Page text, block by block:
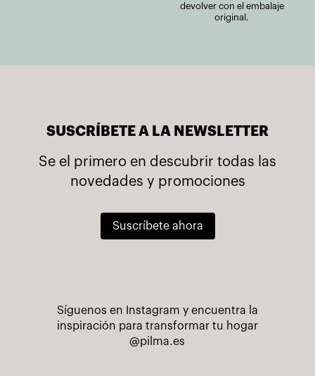
devolver con el embalaje
original.
SUSCRÍBETE A LA NEWSLETTER
Se el primero en descubrir todas las
novedades y promociones
Suscríbete ahora
Síguenos en Instagram y encuentra la
inspiración para transformar tu hogar
@pilma.es